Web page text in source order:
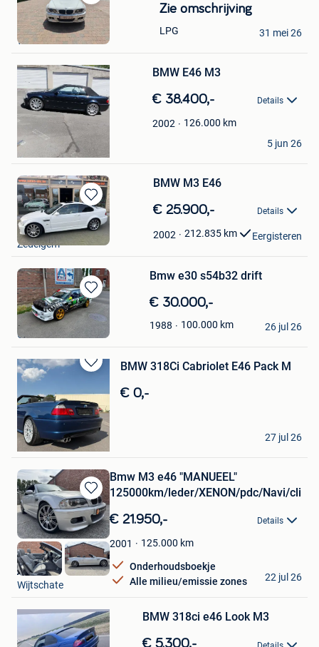
Bewaren
in
Mijn
Favorieten
Zie omschrijving
LPG
kevin
Wolvertem
31 mei 26
Bewaren
Mijn
Favorieten
BMW E46 M3
€ 38.400,- Details
2002 126.000 km
Ganshoren
5 jun 26
Bewaren
in
Mijn
Favorieten
BMW M3 E46
€ 25.900,- Details
2002 212.835 km
ABZ PITSTOP
Zedelgem
Eergisteren
Bewaren
in
Favorieten
Bmw e30 s54b32 drift
€ 30.000,-
1988 100.000 km
Jean Luc
Glain & Partie Ans
26 jul 26
Bewaren
Mijn
Favorieten
BMW 318Ci Cabriolet E46 Pack M
€ 0,-
Angelo
La Louviere
27 jul 26
Bewaren
in
Mijn
Favorieten
Bmw M3 e46 "MANUEEL"
125000km/leder/XENON/pdc/Navi/clim/
€ 21.950,- Details
2001 125.000 km
Onderhoudsboekje
Alle milieu/emissie zones
jordy
Wijtschate
22 jul 26
in
Mijn
Favorieten
BMW 318ci e46 Look M3
€ 5.300,-